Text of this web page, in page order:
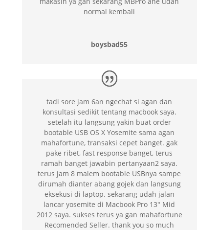
normal kembali
boysbad55
tadi sore jam 6an ngechat si agan dan
konsultasi sedikit tentang macbook saya.
setelah itu langsung yakin buat order
bootable USB OS X Yosemite sama agan
mahafortune, transaksi cepet banget. gak
pake ribet, fast response banget, terus
ramah banget jawabin pertanyaan2 saya.
terus jam 8 malem bootable USBnya sampe
dirumah dianter abang gojek dan langsung
eksekusi di laptop. sekarang udah jalan
lancar yosemite di Macbook Pro 13″ Mid
2012 saya. sukses terus ya gan mahafortune
Recomended Seller. thank you so much